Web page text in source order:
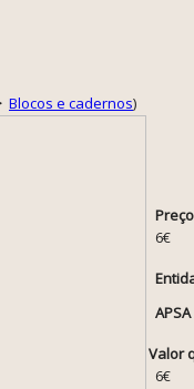
Blocos e cadernos)
6€
APSA
Valor
6€